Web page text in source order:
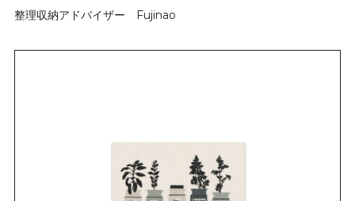
整理収納アドバイザー Fujinao